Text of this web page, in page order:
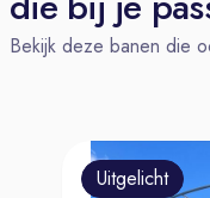
help jij de
op dit
bezig van
je van
Bekijk deze banen die
Uitgelicht